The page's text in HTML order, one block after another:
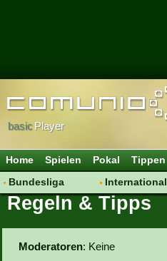
basicPlayer
Home Spielen Pokal Tippen
Bundesliga
Hot News
Spielanalyse
International
Vereine
Regeln & Tipps
Moderatoren: Keine